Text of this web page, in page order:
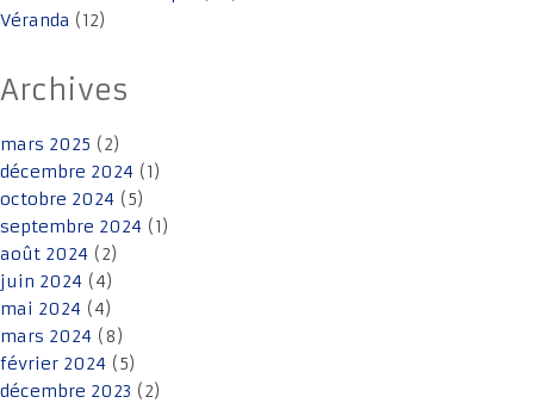
Véranda (12)
Archives
mars 2025 (2)
décembre 2024 (1)
octobre 2024 (5)
septembre 2024 (1)
août 2024 (2)
juin 2024 (4)
mai 2024 (4)
mars 2024 (8)
février 2024 (5)
décembre 2023 (2)